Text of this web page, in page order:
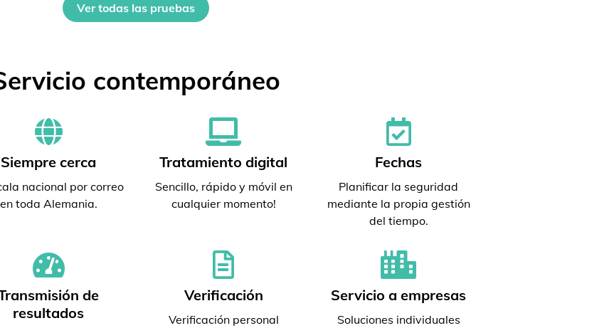
Ver todas las pruebas
contemporáneo
Siempre cerca
nacional por correo
en toda Alemania.
Tratamiento digital
Sencillo, rápido y móvil en
cualquier momento!
Fechas
Planificar la seguridad
mediante la propia gestión
del tiempo.
de
resultados
Verificación
Verificación personal
Servicio a empresas
Soluciones individuales